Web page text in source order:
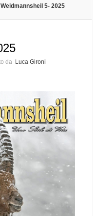
Weidmannsheil 5- 2025
da Luca Gironi